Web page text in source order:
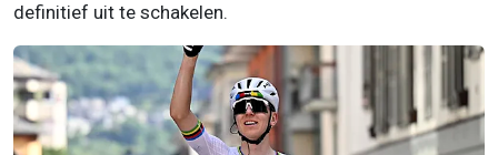
definitief uit te schakelen.